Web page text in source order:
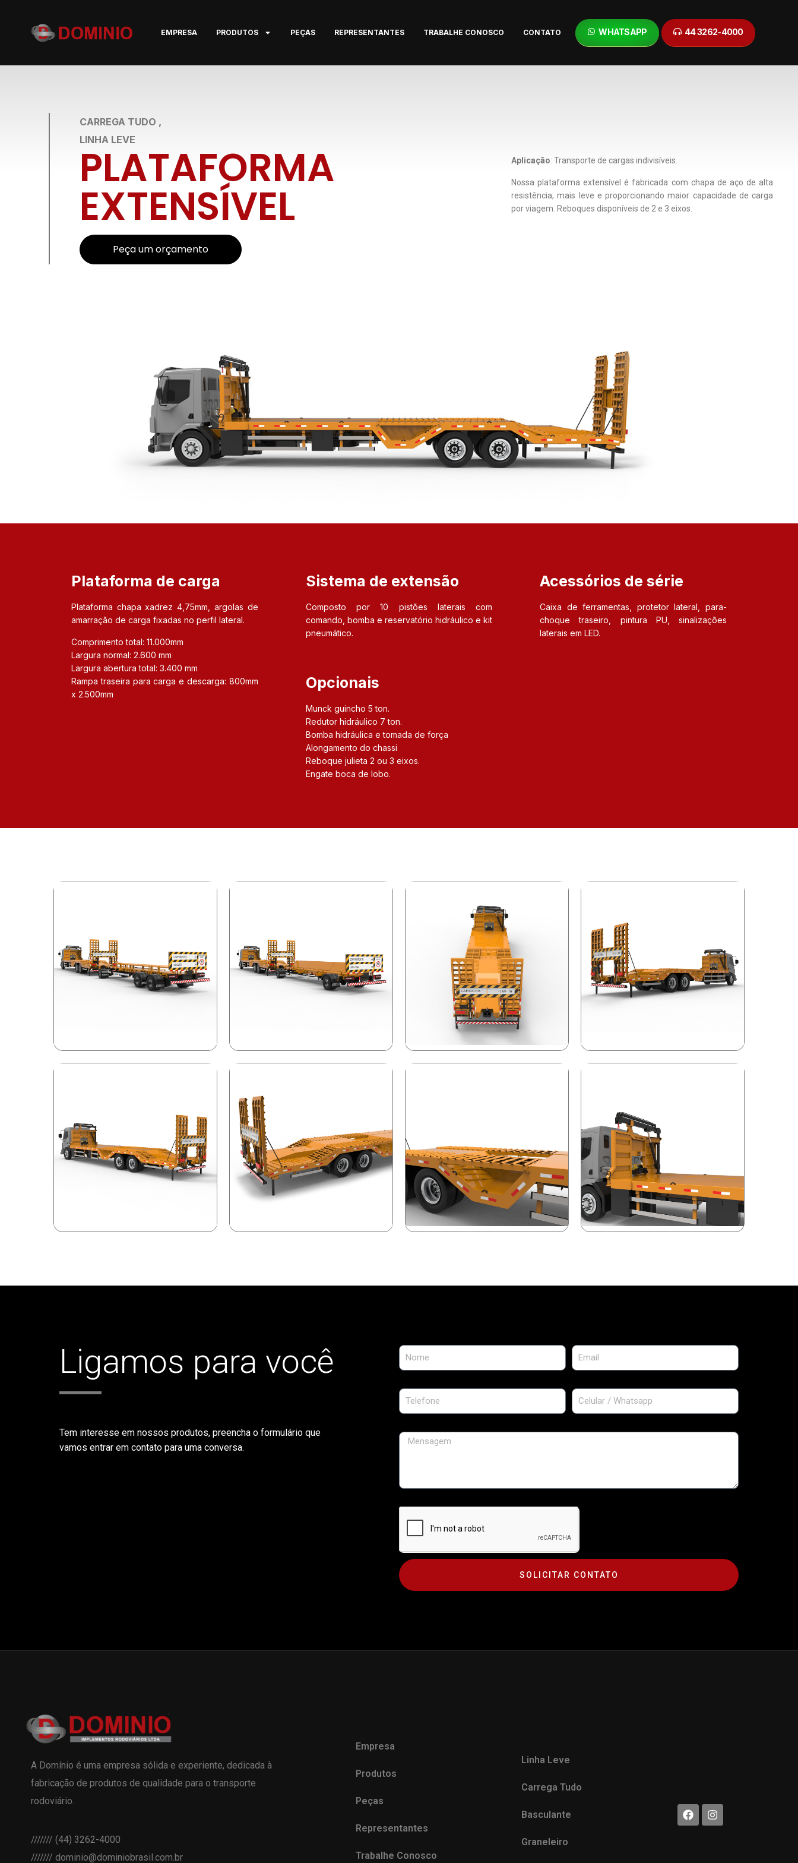
EMPRESA PRODUTOS PEÇAS REPRESENTANTES TRABALHE CONOSCO CONTATO WHATSAPP 44 3262-4000
CARREGA TUDO ,
LINHA LEVE
PLATAFORMA
EXTENSÍVEL
Peça um orçamento
Aplicação: Transporte de cargas indivisíveis.
Nossa plataforma extensível é fabricada com chapa de aço de alta
resistência, mais leve e proporcionando maior capacidade de carga
por viagem. Reboques disponíveis de 2 e 3 eixos.
Plataforma de carga
Plataforma chapa xadrez 4,75mm, argolas de
amarração de carga fixadas no perfil lateral.
Comprimento total: 11.000mm
Largura normal: 2.600 mm
Largura abertura total: 3.400 mm
Rampa traseira para carga e descarga: 800mm
x 2.500mm
Sistema de extensão
Composto por 10 pistões laterais com
comando, bomba e reservatório hidráulico e kit
pneumático.
Acessórios de série
Caixa de ferramentas, protetor lateral, para-
choque traseiro, pintura PU, sinalizações
laterais em LED.
Opcionais
Munck guincho 5 ton.
Redutor hidráulico 7 ton.
Bomba hidráulica e tomada de força
Alongamento do chassi
Reboque julieta 2 ou 3 eixos.
Engate boca de lobo.
Ligamos para você
Tem interesse em nossos produtos, preencha o formulário que
vamos entrar em contato para uma conversa.
SOLICITAR CONTATO
A Domínio é uma empresa sólida e experiente, dedicada à
fabricação de produtos de qualidade para o transporte
rodoviário.
/////// (44) 3262-4000
/////// dominio@dominiobrasil.com.br
Empresa
Produtos
Peças
Representantes
Trabalhe Conosco
Linha Leve
Carrega Tudo
Basculante
Graneleiro